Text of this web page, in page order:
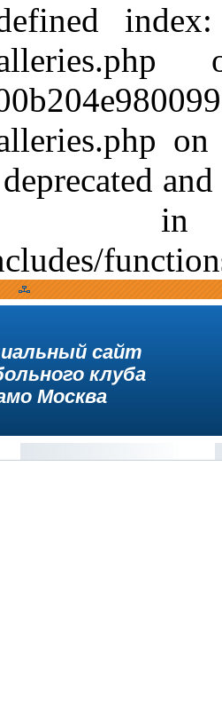
in /var/
сайт
клуба
Москва